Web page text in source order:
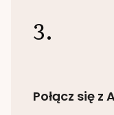
3.
Połącz się